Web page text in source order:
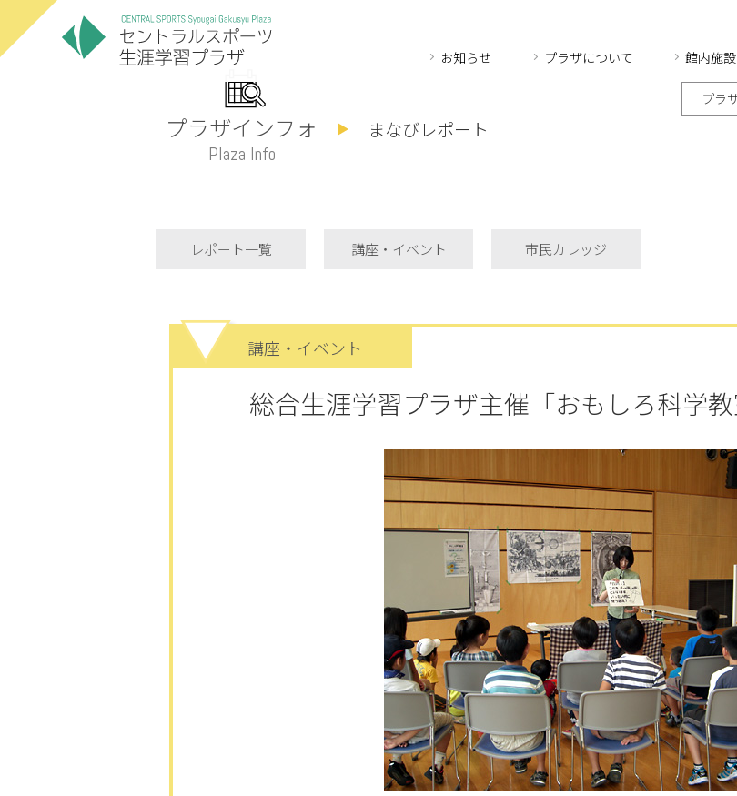
お知らせ プラザについて 館内施設
プラザインフォ
Plaza Info
まなびレポート
プラ
レポート一覧 講座・イベント 市民カレッジ
講座・イベント
総合生涯学習プラザ主催「おもしろ科学